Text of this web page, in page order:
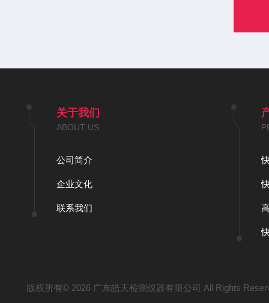
关于我们
ABOUT US
公司简介
企业文化
联系我们
版权所有© 2026 广东皓天检测仪器有限公司 All Rights